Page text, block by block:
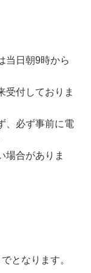
当日朝9時から
受付しておりま
、必ず事前に電
場合がありま
となります。